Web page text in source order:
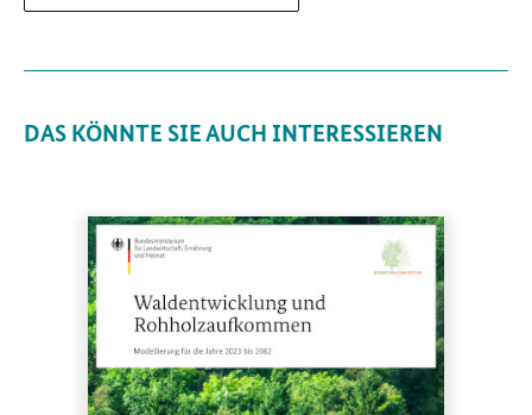
DAS KÖNNTE SIE AUCH INTERESSIEREN